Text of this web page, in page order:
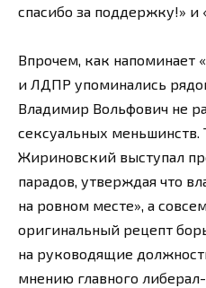
спасибо за поддержку!»
Впрочем, как напоминает
и ЛДПР упоминались
Владимир Вольфович не
сексуальных меньшинств.
Жириновский выступал
парадов, утверждая что
на ровном месте», а
оригинальный рецепт
на руководящие
мнению главного